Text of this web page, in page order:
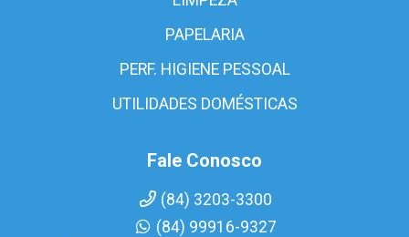
PAPELARIA
PERF. HIGIENE PESSOAL
UTILIDADES DOMÉSTICAS
Fale Conosco
(84) 3203-3300
(84) 99916-9327